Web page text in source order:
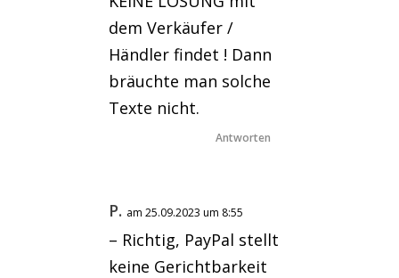
dem Verkäufer /
Händler findet ! Dann
bräuchte man solche
Texte nicht.
Antworten
P. am 25.09.2023 um 8:55
– Richtig, PayPal stellt
keine Gerichtbarkeit